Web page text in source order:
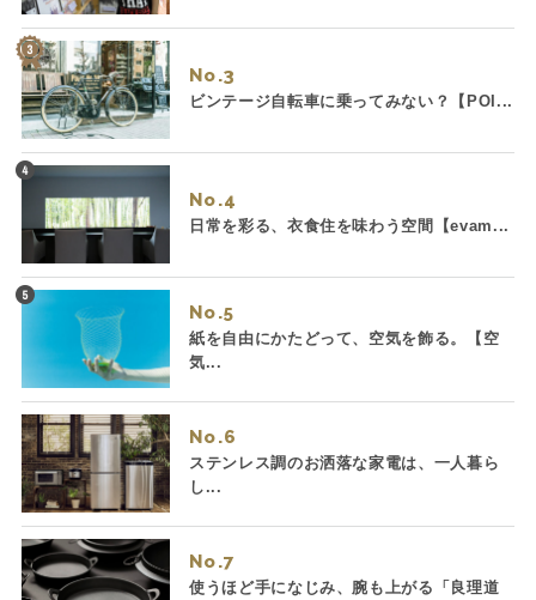
No.
ビンテージ自転車に乗ってみない？【POI...
No.
日常を彩る、衣食住を味わう空間【evam...
No.
紙を自由にかたどって、空気を飾る。【空
気...
No.
ステンレス調のお洒落な家電は、一人暮ら
し...
No.
使うほど手になじみ、腕も上がる「良理道